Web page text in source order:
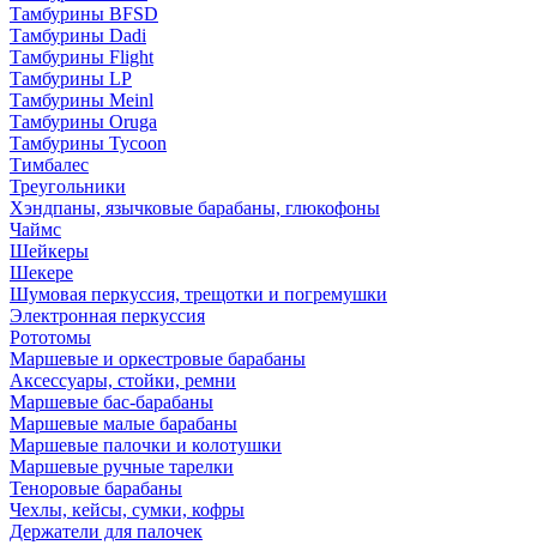
Тамбурины BFSD
Тамбурины Dadi
Тамбурины Flight
Тамбурины LP
Тамбурины Meinl
Тамбурины Oruga
Тамбурины Tycoon
Тимбалес
Треугольники
Хэндпаны, язычковые барабаны, глюкофоны
Чаймс
Шейкеры
Шекере
Шумовая перкуссия, трещотки и погремушки
Электронная перкуссия
Рототомы
Маршевые и оркестровые барабаны
Аксессуары, стойки, ремни
Маршевые бас-барабаны
Маршевые малые барабаны
Маршевые палочки и колотушки
Маршевые ручные тарелки
Теноровые барабаны
Чехлы, кейсы, сумки, кофры
Держатели для палочек